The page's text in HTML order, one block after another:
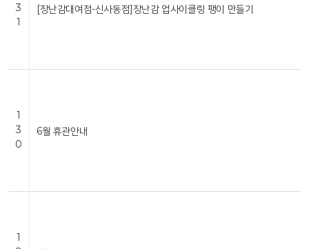
3
1
[장난감대여점-신사동점]장난감 업사이클링 팽이 만들기
1
3
0
6월 휴관안내
1